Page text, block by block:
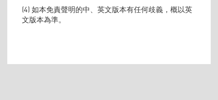
(4) 如本免責聲明的中、英文版本有任何歧義，概以英
文版本為準。